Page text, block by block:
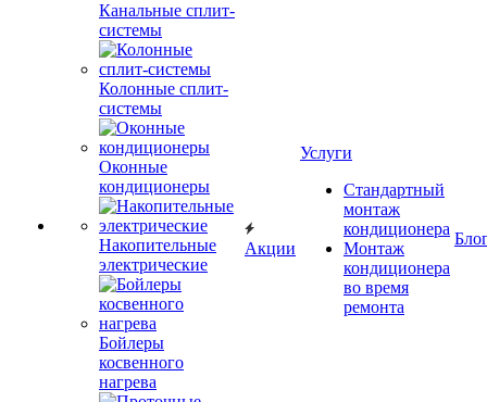
Канальные сплит-
системы
Колонные сплит-
системы
Оконные
кондиционеры
Накопительные
электрические
Бойлеры
косвенного
нагрева
Акции
Услуги
Стандартный
монтаж
кондиционера
Монтаж
кондиционера
во время
ремонта